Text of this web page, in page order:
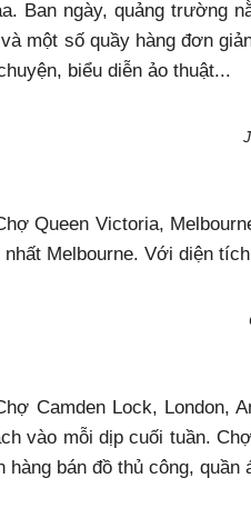
Ban ngày, quảng trường
một số quầy hàng đơn
biểu diễn ảo thuật...
Queen Victoria,
nhất Melbourne. Với diện
Camden Lock, London,
vào mỗi dịp cuối tuần.
hàng bán đồ thủ công, quần